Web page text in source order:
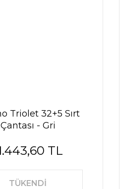
Triolet 32+5 Sırt
Çantası - Gri
TL
TÜKENDİ